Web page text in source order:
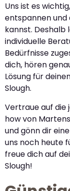
Uns ist es
entspannen und
kannst. Deshalb
individuelle
Bedürfnisse
dich, hören
Lösung für
Slough.
Vertraue auf die
how von
und gönn dir
uns noch heute
freue dich auf
Slough!